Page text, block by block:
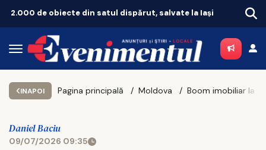
dispărut, salvate la Iași
INAPOI Pagina principală Moldova
Daniel Baciu
09/07/2026 09:35